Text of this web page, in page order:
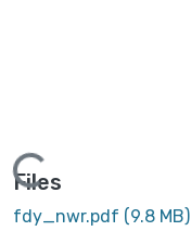
Loading...
Files
fdy_nwr.pdf (9.8 MB)